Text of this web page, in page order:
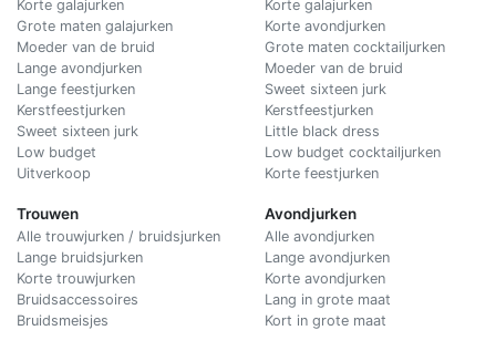
Korte galajurken
Grote maten galajurken
Moeder van de bruid
Lange avondjurken
Lange feestjurken
Kerstfeestjurken
Sweet sixteen jurk
Low budget
Uitverkoop
Trouwen
Alle trouwjurken / bruidsjurken
Lange bruidsjurken
Korte trouwjurken
Bruidsaccessoires
Bruidsmeisjes
Korte galajurken
Korte avondjurken
Grote maten cocktailjurken
Moeder van de bruid
Sweet sixteen jurk
Kerstfeestjurken
Little black dress
Low budget cocktailjurken
Korte feestjurken
Avondjurken
Alle avondjurken
Lange avondjurken
Korte avondjurken
Lang in grote maat
Kort in grote maat